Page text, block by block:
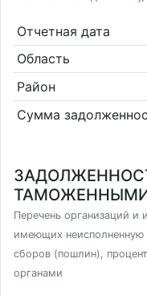
Отчетная дата
Область
Район
Сумма
Перечень организаций и
имеющих неисполненную
сборов (пошлин),
органами